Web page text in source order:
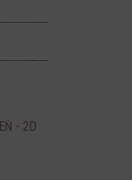
- 2D